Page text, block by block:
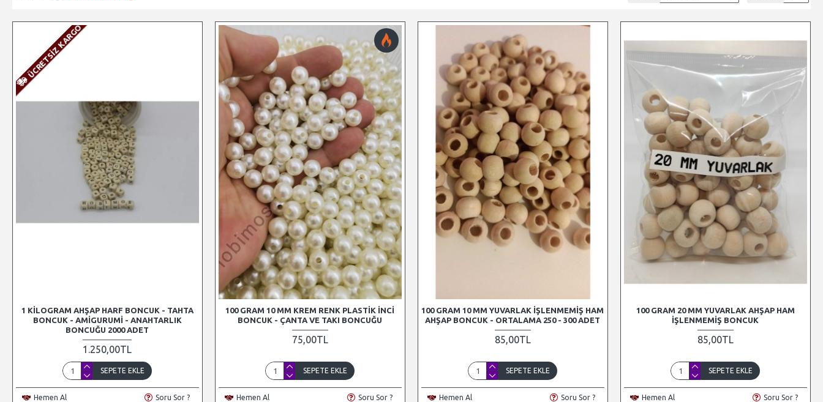
ÜCRETSIZ KARGO
1 KILOGRAM AHŞAP HARF BONCUK - TAHTA
BONCUK - AMIGURUMI - ANAHTARLIK
BONCUĞU 2000 ADET
1.250,00TL
SEPETE EKLE
Hemen Al Soru Sor ?
100 GRAM 10 MM KREM RENK PLASTIK İNCI
BONCUK - ÇANTA VE TAKI BONCUĞU
75,00TL
SEPETE EKLE
Hemen Al Soru Sor ?
100 GRAM 10 MM YUVARLAK İŞLENMEMIŞ HAM
AHŞAP BONCUK - ORTALAMA 250 - 300 ADET
85,00TL
SEPETE EKLE
Hemen Al Soru Sor ?
100 GRAM 20 MM YUVARLAK AHŞAP HAM
İŞLENMEMIŞ BONCUK
85,00TL
SEPETE EKLE
Hemen Al Soru Sor ?